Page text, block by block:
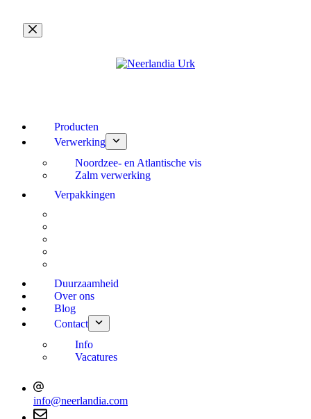
naar
Producten
Verwerking
Noordzee- en Atlantische vis
Zalm verwerking
Verpakkingen
Duurzaamheid
Over ons
Blog
Contact
Info
Vacatures
info@neerlandia.com